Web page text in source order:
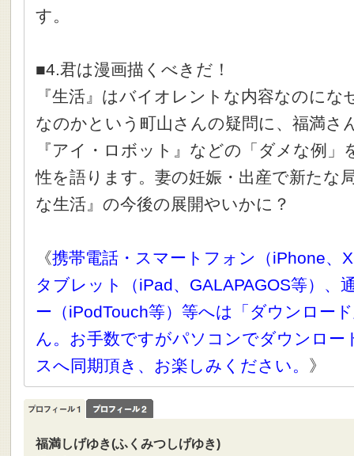
す。
■4.君は漫画描くべきだ！
『生活』はバイオレントな内容なのに
なのかという町山さんの疑問に、福満さ
『アイ・ロボット』などの「ダメな例
性を語ります。妻の妊娠・出産で新たな
な生活』の今後の展開やいかに？
《携帯電話・スマートフォン（iPhone、
タブレット（iPad、GALAPAGOS等）、
ー（iPodTouch等）等へは「ダウンロー
ん。お手数ですがパソコンでダウンロー
スへ同期頂き、お楽しみください。 》
福満しげゆき(ふくみつしげゆき)